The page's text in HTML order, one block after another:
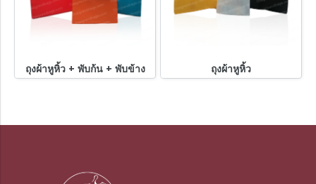
ถุงผ้าหูหิ้ว + พับก้น + พับข้าง ถุงผ้าหูหิ้ว